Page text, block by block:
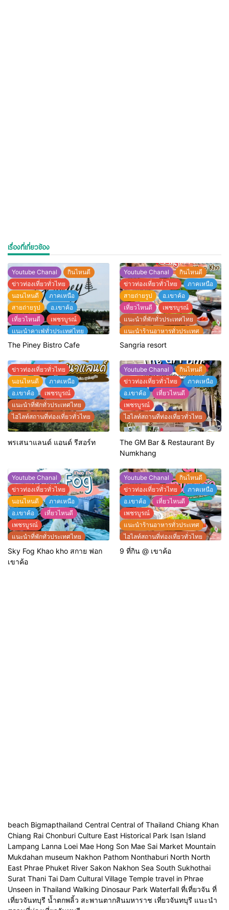
เรื่องที่เกี่ยวข้อง
Youtube Chanal
กินไหนดี
ข่าวท่องเที่ยวทั่วไทย
นอนไหนดี
ภาคเหนือ
สายถ่ายรูป
อ.เขาค้อ
เที่ยวไหนดี
เพชรบูรณ์
เเนะนำคาเฟ่ทั่วประเทศไทย
แนะนำที่พักทั่วประเทศไทย
ไฮไลท์สถานที่ท่องเที่ยวทั่วไทย
The Piney Bistro Cafe
Youtube Chanal
กินไหนดี
ข่าวท่องเที่ยวทั่วไทย
ภาคเหนือ
สายถ่ายรูป
อ.เขาค้อ
เที่ยวไหนดี
เพชรบูรณ์
แนะนำที่พักทั่วประเทศไทย
แนะนำร้านอาหารทั่วประเทศ
ไฮไลท์สถานที่ท่องเที่ยวทั่วไทย
Sangria resort
ข่าวท่องเที่ยวทั่วไทย
นอนไหนดี
ภาคเหนือ
อ.เขาค้อ
เพชรบูรณ์
แนะนำที่พักทั่วประเทศไทย
ไฮไลท์สถานที่ท่องเที่ยวทั่วไทย
พรเสนาแลนด์ แอนด์ รีสอร์ท
Youtube Chanal
กินไหนดี
ข่าวท่องเที่ยวทั่วไทย
ภาคเหนือ
อ.เขาค้อ
เที่ยวไหนดี
เพชรบูรณ์
ไฮไลท์สถานที่ท่องเที่ยวทั่วไทย
The GM Bar & Restaurant By
Numkhang
Youtube Chanal
ข่าวท่องเที่ยวทั่วไทย
นอนไหนดี
ภาคเหนือ
อ.เขาค้อ
เที่ยวไหนดี
เพชรบูรณ์
แนะนำที่พักทั่วประเทศไทย
ไฮไลท์สถานที่ท่องเที่ยวทั่วไทย
Sky Fog Khao kho สกาย ฟอก
เขาค้อ
Youtube Chanal
กินไหนดี
ข่าวท่องเที่ยวทั่วไทย
ภาคเหนือ
อ.เขาค้อ
เที่ยวไหนดี
เพชรบูรณ์
แนะนำร้านอาหารทั่วประเทศ
ไฮไลท์สถานที่ท่องเที่ยวทั่วไทย
9 ที่กิน @ เขาค้อ
beach Bigmapthailand Central Central of Thailand Chiang Khan
Chiang Rai Chonburi Culture East Historical Park Isan Island
Lampang Lanna Loei Mae Hong Son Mae Sai Market Mountain
Mukdahan museum Nakhon Pathom Nonthaburi North North
East Phrae Phuket River Sakon Nakhon Sea South Sukhothai
Surat Thani Tai Dam Cultural Village Temple travel in Phrae
Unseen in Thailand Walking Dinosaur Park Waterfall ที่เที่ยวจัน ที่
เที่ยวจันทบุรี น้ำตกพลิ้ว สะพานตากสินมหาราช เที่ยวจันทบุรี แนะนำ